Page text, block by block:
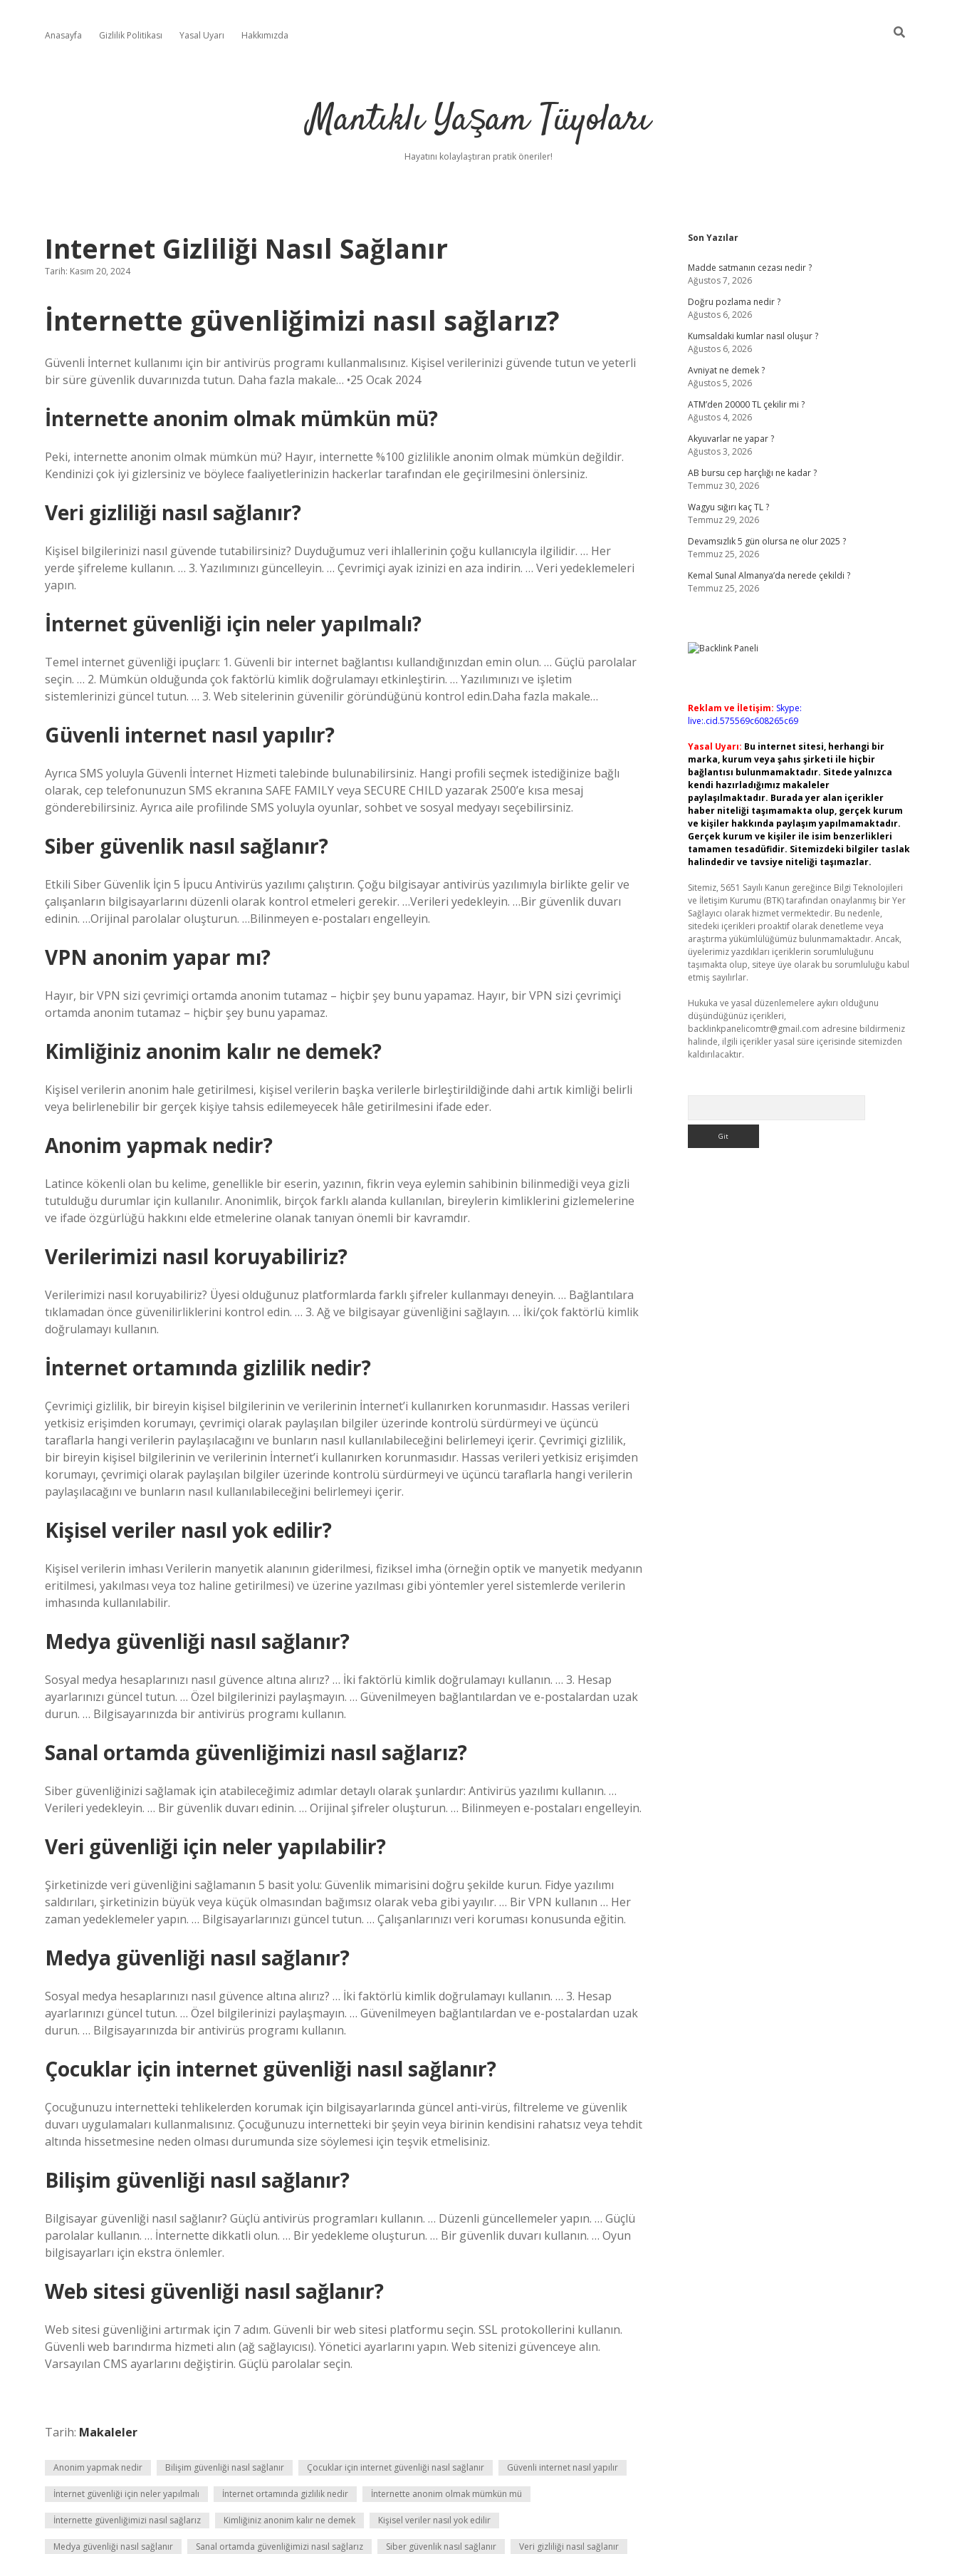
Anasayfa Gizlilik Politikası Yasal Uyarı Hakkımızda
Mantıklı Yaşam Tüyoları
Hayatını kolaylaştıran pratik öneriler!
Internet Gizliliği Nasıl Sağlanır
Tarih: Kasım 20, 2024
İnternette güvenliğimizi nasıl sağlarız?
Güvenli İnternet kullanımı için bir antivirüs programı kullanmalısınız. Kişisel verilerinizi güvende tutun ve yeterli
bir süre güvenlik duvarınızda tutun. Daha fazla makale… •25 Ocak 2024
İnternette anonim olmak mümkün mü?
Peki, internette anonim olmak mümkün mü? Hayır, internette %100 gizlilikle anonim olmak mümkün değildir.
Kendinizi çok iyi gizlersiniz ve böylece faaliyetlerinizin hackerlar tarafından ele geçirilmesini önlersiniz.
Veri gizliliği nasıl sağlanır?
Kişisel bilgilerinizi nasıl güvende tutabilirsiniz? Duyduğumuz veri ihlallerinin çoğu kullanıcıyla ilgilidir. … Her
yerde şifreleme kullanın. … 3. Yazılımınızı güncelleyin. … Çevrimiçi ayak izinizi en aza indirin. … Veri yedeklemeleri
yapın.
İnternet güvenliği için neler yapılmalı?
Temel internet güvenliği ipuçları: 1. Güvenli bir internet bağlantısı kullandığınızdan emin olun. … Güçlü parolalar
seçin. … 2. Mümkün olduğunda çok faktörlü kimlik doğrulamayı etkinleştirin. … Yazılımınızı ve işletim
sistemlerinizi güncel tutun. … 3. Web sitelerinin güvenilir göründüğünü kontrol edin.Daha fazla makale…
Güvenli internet nasıl yapılır?
Ayrıca SMS yoluyla Güvenli İnternet Hizmeti talebinde bulunabilirsiniz. Hangi profili seçmek istediğinize bağlı
olarak, cep telefonunuzun SMS ekranına SAFE FAMILY veya SECURE CHILD yazarak 2500’e kısa mesaj
gönderebilirsiniz. Ayrıca aile profilinde SMS yoluyla oyunlar, sohbet ve sosyal medyayı seçebilirsiniz.
Siber güvenlik nasıl sağlanır?
Etkili Siber Güvenlik İçin 5 İpucu Antivirüs yazılımı çalıştırın. Çoğu bilgisayar antivirüs yazılımıyla birlikte gelir ve
çalışanların bilgisayarlarını düzenli olarak kontrol etmeleri gerekir. …Verileri yedekleyin. …Bir güvenlik duvarı
edinin. …Orijinal parolalar oluşturun. …Bilinmeyen e-postaları engelleyin.
VPN anonim yapar mı?
Hayır, bir VPN sizi çevrimiçi ortamda anonim tutamaz – hiçbir şey bunu yapamaz. Hayır, bir VPN sizi çevrimiçi
ortamda anonim tutamaz – hiçbir şey bunu yapamaz.
Kimliğiniz anonim kalır ne demek?
Kişisel verilerin anonim hale getirilmesi, kişisel verilerin başka verilerle birleştirildiğinde dahi artık kimliği belirli
veya belirlenebilir bir gerçek kişiye tahsis edilemeyecek hâle getirilmesini ifade eder.
Anonim yapmak nedir?
Latince kökenli olan bu kelime, genellikle bir eserin, yazının, fikrin veya eylemin sahibinin bilinmediği veya gizli
tutulduğu durumlar için kullanılır. Anonimlik, birçok farklı alanda kullanılan, bireylerin kimliklerini gizlemelerine
ve ifade özgürlüğü hakkını elde etmelerine olanak tanıyan önemli bir kavramdır.
Verilerimizi nasıl koruyabiliriz?
Verilerimizi nasıl koruyabiliriz? Üyesi olduğunuz platformlarda farklı şifreler kullanmayı deneyin. … Bağlantılara
tıklamadan önce güvenilirliklerini kontrol edin. … 3. Ağ ve bilgisayar güvenliğini sağlayın. … İki/çok faktörlü kimlik
doğrulamayı kullanın.
İnternet ortamında gizlilik nedir?
Çevrimiçi gizlilik, bir bireyin kişisel bilgilerinin ve verilerinin İnternet’i kullanırken korunmasıdır. Hassas verileri
yetkisiz erişimden korumayı, çevrimiçi olarak paylaşılan bilgiler üzerinde kontrolü sürdürmeyi ve üçüncü
taraflarla hangi verilerin paylaşılacağını ve bunların nasıl kullanılabileceğini belirlemeyi içerir. Çevrimiçi gizlilik,
bir bireyin kişisel bilgilerinin ve verilerinin İnternet’i kullanırken korunmasıdır. Hassas verileri yetkisiz erişimden
korumayı, çevrimiçi olarak paylaşılan bilgiler üzerinde kontrolü sürdürmeyi ve üçüncü taraflarla hangi verilerin
paylaşılacağını ve bunların nasıl kullanılabileceğini belirlemeyi içerir.
Kişisel veriler nasıl yok edilir?
Kişisel verilerin imhası Verilerin manyetik alanının giderilmesi, fiziksel imha (örneğin optik ve manyetik medyanın
eritilmesi, yakılması veya toz haline getirilmesi) ve üzerine yazılması gibi yöntemler yerel sistemlerde verilerin
imhasında kullanılabilir.
Medya güvenliği nasıl sağlanır?
Sosyal medya hesaplarınızı nasıl güvence altına alırız? … İki faktörlü kimlik doğrulamayı kullanın. … 3. Hesap
ayarlarınızı güncel tutun. … Özel bilgilerinizi paylaşmayın. … Güvenilmeyen bağlantılardan ve e-postalardan uzak
durun. … Bilgisayarınızda bir antivirüs programı kullanın.
Sanal ortamda güvenliğimizi nasıl sağlarız?
Siber güvenliğinizi sağlamak için atabileceğimiz adımlar detaylı olarak şunlardır: Antivirüs yazılımı kullanın. …
Verileri yedekleyin. … Bir güvenlik duvarı edinin. … Orijinal şifreler oluşturun. … Bilinmeyen e-postaları engelleyin.
Veri güvenliği için neler yapılabilir?
Şirketinizde veri güvenliğini sağlamanın 5 basit yolu: Güvenlik mimarisini doğru şekilde kurun. Fidye yazılımı
saldırıları, şirketinizin büyük veya küçük olmasından bağımsız olarak veba gibi yayılır. … Bir VPN kullanın … Her
zaman yedeklemeler yapın. … Bilgisayarlarınızı güncel tutun. … Çalışanlarınızı veri koruması konusunda eğitin.
Medya güvenliği nasıl sağlanır?
Sosyal medya hesaplarınızı nasıl güvence altına alırız? … İki faktörlü kimlik doğrulamayı kullanın. … 3. Hesap
ayarlarınızı güncel tutun. … Özel bilgilerinizi paylaşmayın. … Güvenilmeyen bağlantılardan ve e-postalardan uzak
durun. … Bilgisayarınızda bir antivirüs programı kullanın.
Çocuklar için internet güvenliği nasıl sağlanır?
Çocuğunuzu internetteki tehlikelerden korumak için bilgisayarlarında güncel anti-virüs, filtreleme ve güvenlik
duvarı uygulamaları kullanmalısınız. Çocuğunuzu internetteki bir şeyin veya birinin kendisini rahatsız veya tehdit
altında hissetmesine neden olması durumunda size söylemesi için teşvik etmelisiniz.
Bilişim güvenliği nasıl sağlanır?
Bilgisayar güvenliği nasıl sağlanır? Güçlü antivirüs programları kullanın. … Düzenli güncellemeler yapın. … Güçlü
parolalar kullanın. … İnternette dikkatli olun. … Bir yedekleme oluşturun. … Bir güvenlik duvarı kullanın. … Oyun
bilgisayarları için ekstra önlemler.
Web sitesi güvenliği nasıl sağlanır?
Web sitesi güvenliğini artırmak için 7 adım. Güvenli bir web sitesi platformu seçin. SSL protokollerini kullanın.
Güvenli web barındırma hizmeti alın (ağ sağlayıcısı). Yönetici ayarlarını yapın. Web sitenizi güvenceye alın.
Varsayılan CMS ayarlarını değiştirin. Güçlü parolalar seçin.
Tarih: Makaleler
Anonim yapmak nedir Bilişim güvenliği nasıl sağlanır Çocuklar için internet güvenliği nasıl sağlanır Güvenli internet nasıl yapılır
İnternet güvenliği için neler yapılmalı İnternet ortamında gizlilik nedir İnternette anonim olmak mümkün mü
İnternette güvenliğimizi nasıl sağlarız Kimliğiniz anonim kalır ne demek Kişisel veriler nasıl yok edilir
Medya güvenliği nasıl sağlanır Sanal ortamda güvenliğimizi nasıl sağlarız Siber güvenlik nasıl sağlanır Veri gizliliği nasıl sağlanır
Sidebar
Son Yazılar
Madde satmanın cezası nedir ?
Ağustos 7, 2026
Doğru pozlama nedir ?
Ağustos 6, 2026
Kumsaldaki kumlar nasıl oluşur ?
Ağustos 6, 2026
Avniyat ne demek ?
Ağustos 5, 2026
ATM’den 20000 TL çekilir mi ?
Ağustos 4, 2026
Akyuvarlar ne yapar ?
Ağustos 3, 2026
AB bursu cep harçlığı ne kadar ?
Temmuz 30, 2026
Wagyu sığırı kaç TL ?
Temmuz 29, 2026
Devamsızlık 5 gün olursa ne olur 2025 ?
Temmuz 25, 2026
Kemal Sunal Almanya’da nerede çekildi ?
Temmuz 25, 2026
Reklam ve İletişim: Skype:
live:.cid.575569c608265c69
Yasal Uyarı: Bu internet sitesi, herhangi bir
marka, kurum veya şahıs şirketi ile hiçbir
bağlantısı bulunmamaktadır. Sitede yalnızca
kendi hazırladığımız makaleler
paylaşılmaktadır. Burada yer alan içerikler
haber niteliği taşımamakta olup, gerçek kurum
ve kişiler hakkında paylaşım yapılmamaktadır.
Gerçek kurum ve kişiler ile isim benzerlikleri
tamamen tesadüfidir. Sitemizdeki bilgiler taslak
halindedir ve tavsiye niteliği taşımazlar.
Sitemiz, 5651 Sayılı Kanun gereğince Bilgi Teknolojileri
ve İletişim Kurumu (BTK) tarafından onaylanmış bir Yer
Sağlayıcı olarak hizmet vermektedir. Bu nedenle,
sitedeki içerikleri proaktif olarak denetleme veya
araştırma yükümlülüğümüz bulunmamaktadır. Ancak,
üyelerimiz yazdıkları içeriklerin sorumluluğunu
taşımakta olup, siteye üye olarak bu sorumluluğu kabul
etmiş sayılırlar.
Hukuka ve yasal düzenlemelere aykırı olduğunu
düşündüğünüz içerikleri,
backlinkpanelicomtr@gmail.com adresine bildirmeniz
halinde, ilgili içerikler yasal süre içerisinde sitemizden
kaldırılacaktır.
hiltonbet yeni giriş